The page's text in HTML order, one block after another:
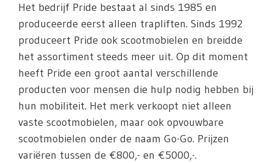
Het bedrijf Pride bestaat al sinds 1985 en
produceerde eerst alleen trapliften. Sinds 1992
produceert Pride ook scootmobielen en breidde
het assortiment steeds meer uit. Op dit moment
heeft Pride een groot aantal verschillende
producten voor mensen die hulp nodig hebben bij
hun mobiliteit. Het merk verkoopt niet alleen
vaste scootmobielen, maar ook opvouwbare
scootmobielen onder de naam Go-Go. Prijzen
variëren tussen de €800,- en €5000,-.